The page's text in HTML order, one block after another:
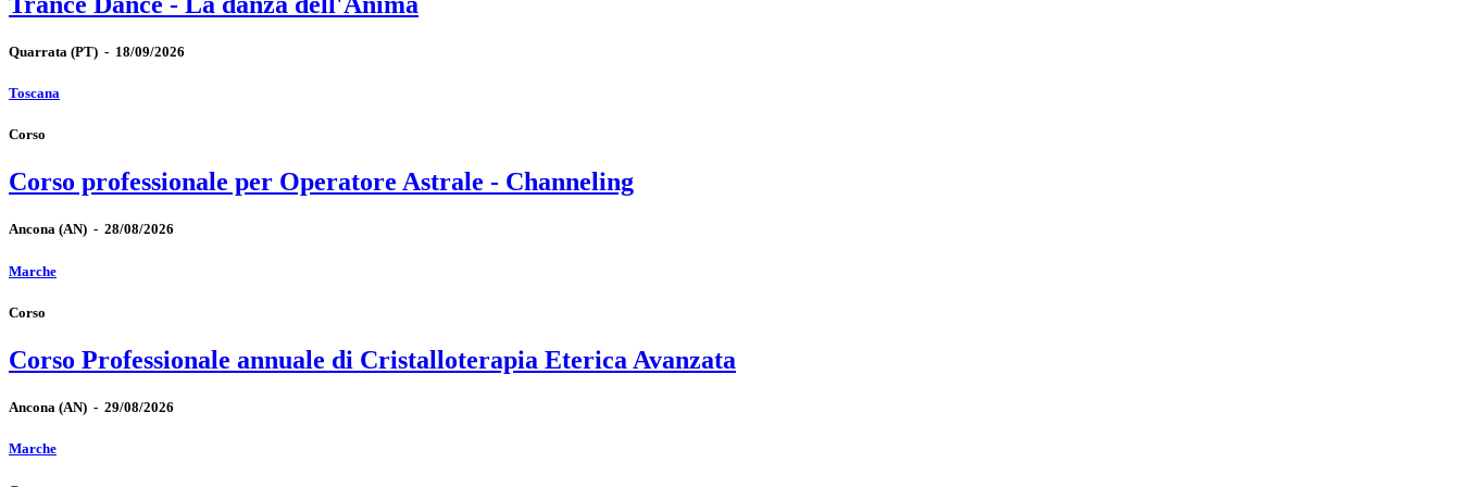
Quarrata (PT) - 18/09/2026
Toscana
Corso
Corso professionale per Operatore Astrale - Channeling
Ancona (AN) - 28/08/2026
Marche
Corso
Corso Professionale annuale di Cristalloterapia Eterica Avanzata
Ancona (AN) - 29/08/2026
Marche